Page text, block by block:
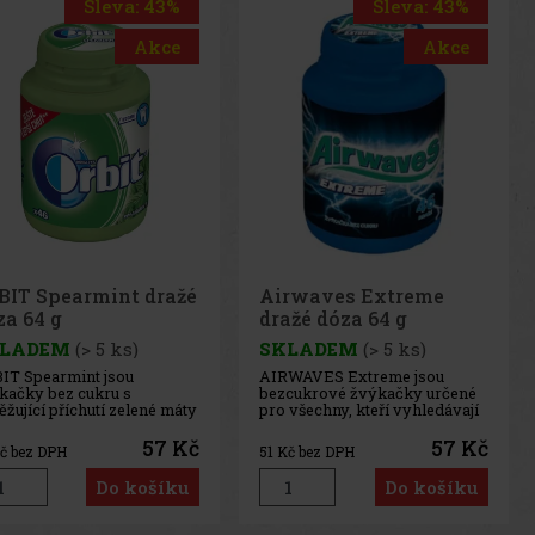
Sleva: 43%
Akce
Extreme
dóza 64 g
(> 5 ks)
Extreme jsou
žvýkačky určené
kteří vyhledávají
intenzivní
osvěžení. Silná
chladivých
tónů přináší
pocit svěžesti a
svěží dech.
bez DPH 57 Kč
Do košíku
Sleva: 43%
Akce
Airwaves Cassis dražé
dóza 64 g
SKLADEM (> 5 ks)
AIRWAVES Cool Cassis jsou
žvýkačky bez cukru, které
spojují intenzivní chuť černého
rybízu s výraznou mentolovou
svěžestí. Originální kombinace
ovocných a chladivých tónů
přináší dlouhotrvající osvěžení
a příjemný pocit svěžího
dechu. Praktická dóza
51 Kč bez DPH 57 Kč
Do košíku